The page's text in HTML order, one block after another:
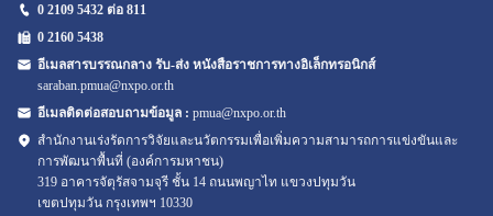
0 2109 5432 ต่อ 811
0 2160 5438
อีเมลสารบรรณกลาง รับ-ส่ง หนังสือราชการทางอิเล็กทรอนิกส์
saraban.pmua@nxpo.or.th
อีเมลติดต่อสอบถามข้อมูล : pmua@nxpo.or.th
สำนักงานเร่งรัดการวิจัยและนวัตกรรมเพื่อเพิ่มความสามารถการแข่งขันและ
การพัฒนาพื้นที่ (องค์การมหาชน)
319 อาคารจัตุรัสจามจุรี ชั้น 14 ถนนพญาไท แขวงปทุมวัน
เขตปทุมวัน กรุงเทพฯ 10330